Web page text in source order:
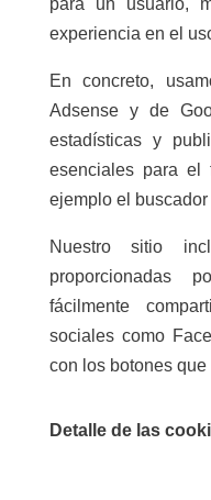
para un usuario,
experiencia en el
En concreto,
Adsense y de
estadísticas y
esenciales para el
ejemplo el
Nuestro sitio
proporcionadas
fácilmente
sociales como
con los botones
Detalle de las